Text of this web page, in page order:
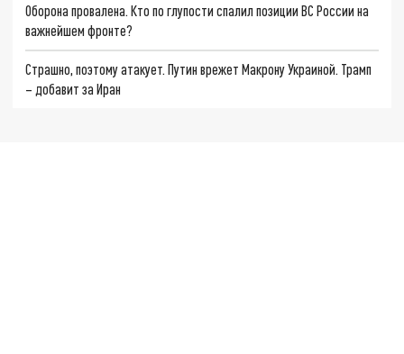
Оборона провалена. Кто по глупости спалил позиции ВС России на
важнейшем фронте?
Страшно, поэтому атакует. Путин врежет Макрону Украиной. Трамп
– добавит за Иран